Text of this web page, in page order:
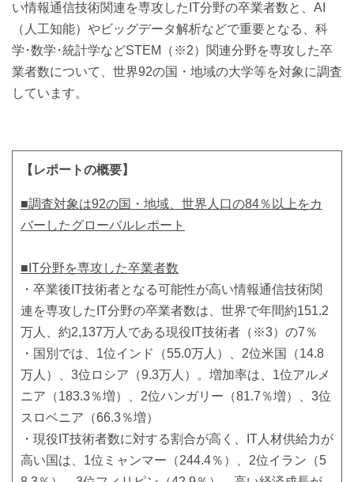
い情報通信技術関連を専攻したIT分野の卒業者数と、AI
（人工知能）やビッグデータ解析などで重要となる、科
学･数学･統計学などSTEM（※2）関連分野を専攻した卒
業者数について、世界92の国・地域の大学等を対象に調査
しています。
【レポートの概要】
■調査対象は92の国・地域、世界人口の84％以上をカ
バーしたグローバルレポート
■IT分野を専攻した卒業者数
・卒業後IT技術者となる可能性が高い情報通信技術関
連を専攻したIT分野の卒業者数は、世界で年間約151.2
万人、約2,137万人である現役IT技術者（※3）の7％
・国別では、1位インド（55.0万人）、2位米国（14.8
万人）、3位ロシア（9.3万人）。増加率は、1位アルメ
ニア（183.3％増）、2位ハンガリー（81.7％増）、3位
スロベニア（66.3％増）
・現役IT技術者数に対する割合が高く、IT人材供給力が
高い国は、1位ミャンマー（244.4％）、2位イラン（5